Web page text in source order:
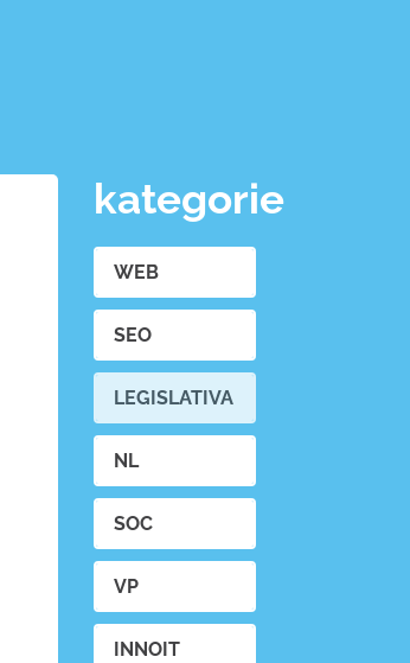
kategorie
WEB
SEO
LEGISLATIVA
NL
SOC
VP
INNOIT